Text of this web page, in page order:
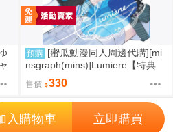
預購 [蜜瓜動漫同人周邊代購][mi
nsgraph(mins)]Lumiere【特典
付】(FGO)(同人誌)
售價 330
入購物車 立即購買